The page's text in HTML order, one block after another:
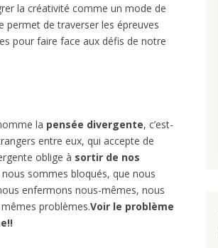
la créativité comme un mode de
permet de traverser les épreuves
pour faire face aux défis de notre
la pensée divergente, c’est-
entre eux, qui accepte de
oblige à sortir de nos
sommes bloqués, que nous
enfermons nous-mêmes, nous
problèmes.Voir le problème